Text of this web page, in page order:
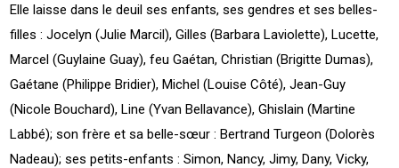
Elle laisse dans le deuil ses enfants, ses gendres et ses belles-
filles : Jocelyn (Julie Marcil), Gilles (Barbara Laviolette), Lucette,
Marcel (Guylaine Guay), feu Gaétan, Christian (Brigitte Dumas),
Gaétane (Philippe Bridier), Michel (Louise Côté), Jean-Guy
(Nicole Bouchard), Line (Yvan Bellavance), Ghislain (Martine
Labbé); son frère et sa belle-sœur : Bertrand Turgeon (Dolorès
Nadeau); ses petits-enfants : Simon, Nancy, Jimy, Dany, Vicky,